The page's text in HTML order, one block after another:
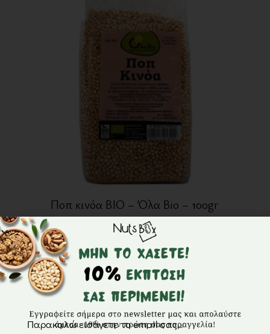
Ποπ κινόα BIO – Όλα Bio – 100gr
2,70€